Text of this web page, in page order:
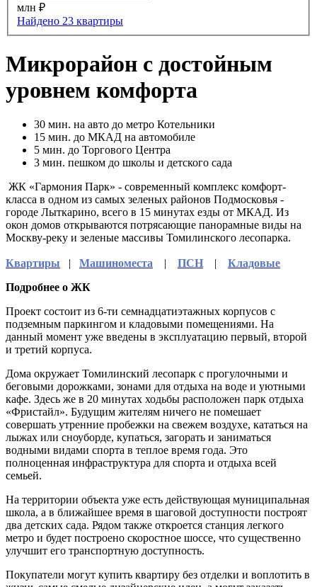
млн ₽
Найдено 23 квартиры
Микрорайон с достойным
уровнем комфорта
30 мин. на авто до метро Котельники
15 мин. до МКАД на автомобиле
5 мин. до Торгового Центра
3 мин. пешком до школы и детского сада
ЖК «Гармония Парк» - современный комплекс комфорт-
класса в одном из самых зеленых районов Подмосковья -
городе Лыткарино, всего в 15 минутах езды от МКАД. Из
окон домов открываются потрясающие панорамные виды на
Москву-реку и зеленые массивы Томилинского лесопарка.
Квартиры Машиноместа ПСН
Кладовые
Подробнее о ЖК
Проект состоит из 6-ти семнадцатиэтажных корпусов с
подземным паркингом и кладовыми помещениями. На
данный момент уже введены в эксплуатацию первый, второй
и третий корпуса.
Дома окружает Томилинский лесопарк с прогулочными и
беговыми дорожками, зонами для отдыха на воде и уютными
кафе. Здесь же в 20 минутах ходьбы расположен парк отдыха
«Фристайл». Будущим жителям ничего не помешает
совершать утренние пробежки на свежем воздухе, кататься на
лыжах или сноуборде, купаться, загорать и заниматься
водными видами спорта в теплое время года. Это
полноценная инфраструктура для спорта и отдыха всей
семьей.
На территории объекта уже есть действующая муниципальная
школа, а в ближайшее время в шаговой доступности построят
два детских сада. Рядом также откроется станция легкого
метро и будет построено скоростное шоссе, что существенно
улучшит его транспортную доступность.
Покупатели могут купить квартиру без отделки и воплотить в